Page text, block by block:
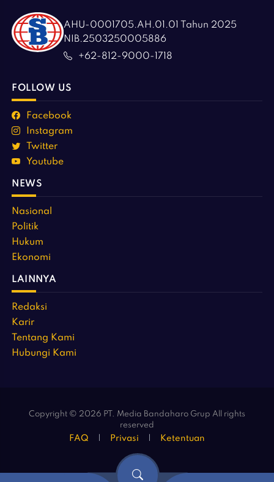
AHU-0001705.AH.01.01 Tahun 2025
NIB.2503250005886
+62-812-9000-1718
FOLLOW US
Facebook
Instagram
Twitter
Youtube
NEWS
Nasional
Politik
Hukum
Ekonomi
LAINNYA
Redaksi
Karir
Tentang Kami
Hubungi Kami
Copyright © 2026 PT. Media Bandaharo Grup All rights
reserved
FAQ Privasi Ketentuan